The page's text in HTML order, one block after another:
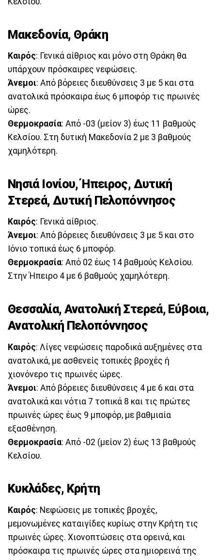
Μακεδονία, Θράκη
Καιρός: Γενικά αίθριος και μόνο στη Θράκη θα
υπάρχουν πρόσκαιρες νεφώσεις.
Άνεμοι: Από βόρειες διευθύνσεις 3 με 5 και στα
ανατολικά πρόσκαιρα έως 6 μποφόρ τις πρωινές
ώρες.
Θερμοκρασία: Από -03 (μείον 3) έως 11 βαθμούς
Κελσίου. Στη δυτική Μακεδονία 2 με 3 βαθμούς
χαμηλότερη.
Νησιά Ιονίου, Ήπειρος, Δυτική
Στερεά, Δυτική Πελοπόννησος
Καιρός: Γενικά αίθριος.
Άνεμοι: Από βόρειες διευθύνσεις 3 με 5 και στο
Ιόνιο τοπικά έως 6 μποφόρ.
Θερμοκρασία: Από 02 έως 14 βαθμούς Κελσίου.
Στην Ήπειρο 4 με 6 βαθμούς χαμηλότερη.
Θεσσαλία, Ανατολική Στερεά, Εύβοια,
Ανατολική Πελοπόννησος
Καιρός: Λίγες νεφώσεις παροδικά αυξημένες στα
ανατολικά, με ασθενείς τοπικές βροχές ή
χιονόνερο τις πρωινές ώρες.
Άνεμοι: Από βόρειες διευθύνσεις 4 με 6 και στα
ανατολικά και νότια 7 τοπικά 8 και τις πρώτες
πρωινές ώρες έως 9 μποφόρ, με βαθμιαία
εξασθένηση.
Θερμοκρασία: Από -02 (μείον 2) έως 13 βαθμούς
Κελσίου.
Κυκλάδες, Κρήτη
Καιρός: Νεφώσεις με τοπικές βροχές,
μεμονωμένες καταιγίδες κυρίως στην Κρήτη τις
πρωινές ώρες. Χιονοπτώσεις στα ορεινά, και
πρόσκαιρα τις πρωινές ώρες στα ημιορεινά της